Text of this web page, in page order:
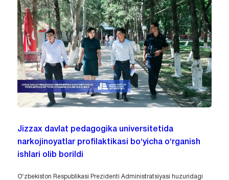
Jizzax davlat pedagogika universitetida
narkojinoyatlar profilaktikasi bo‘yicha o‘rganish
ishlari olib borildi
O‘zbekiston Respublikasi Prezidenti Administratsiyasi huzuridagi